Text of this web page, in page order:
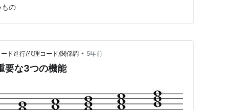
の
ド進行/代理コード/関係調 • 5年前
要な3つの機能